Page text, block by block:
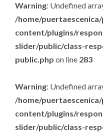
Warning: Undefined
/home/
content/plugins/
slider/public/class-
public.php on line 283
Warning: Undefined
/home/
content/plugins/
slider/public/class-